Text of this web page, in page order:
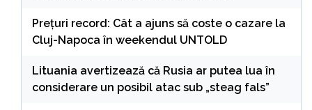
Preţuri record: Cât a ajuns să coste o cazare la
Cluj-Napoca în weekendul UNTOLD
Lituania avertizează că Rusia ar putea lua în
considerare un posibil atac sub „steag fals”